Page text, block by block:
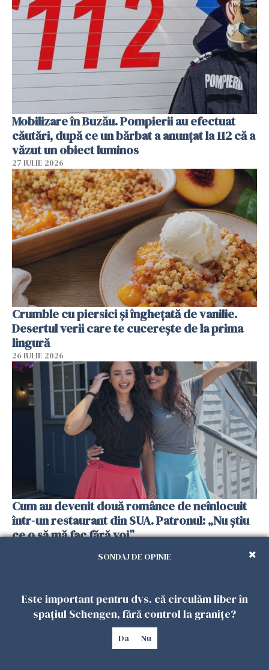
Mobilizare în Buzău. Pompierii au efectuat
căutări, după ce un bărbat a anunțat la 112 că a
văzut un obiect luminos
27 IULIE 2026
Crumble cu piersici și înghețată de vanilie.
Desertul verii care te cucerește de la prima
lingură
26 IULIE 2026
Cum au devenit două românce de neînlocuit
într-un restaurant din SUA. Patronul: „Nu știu
ce o să mă fac fără voi”
SONDAJ DE OPINIE
Este important pentru dvs. că circulăm liber în
spațiul Schengen, fără control la granițe?
Da Nu